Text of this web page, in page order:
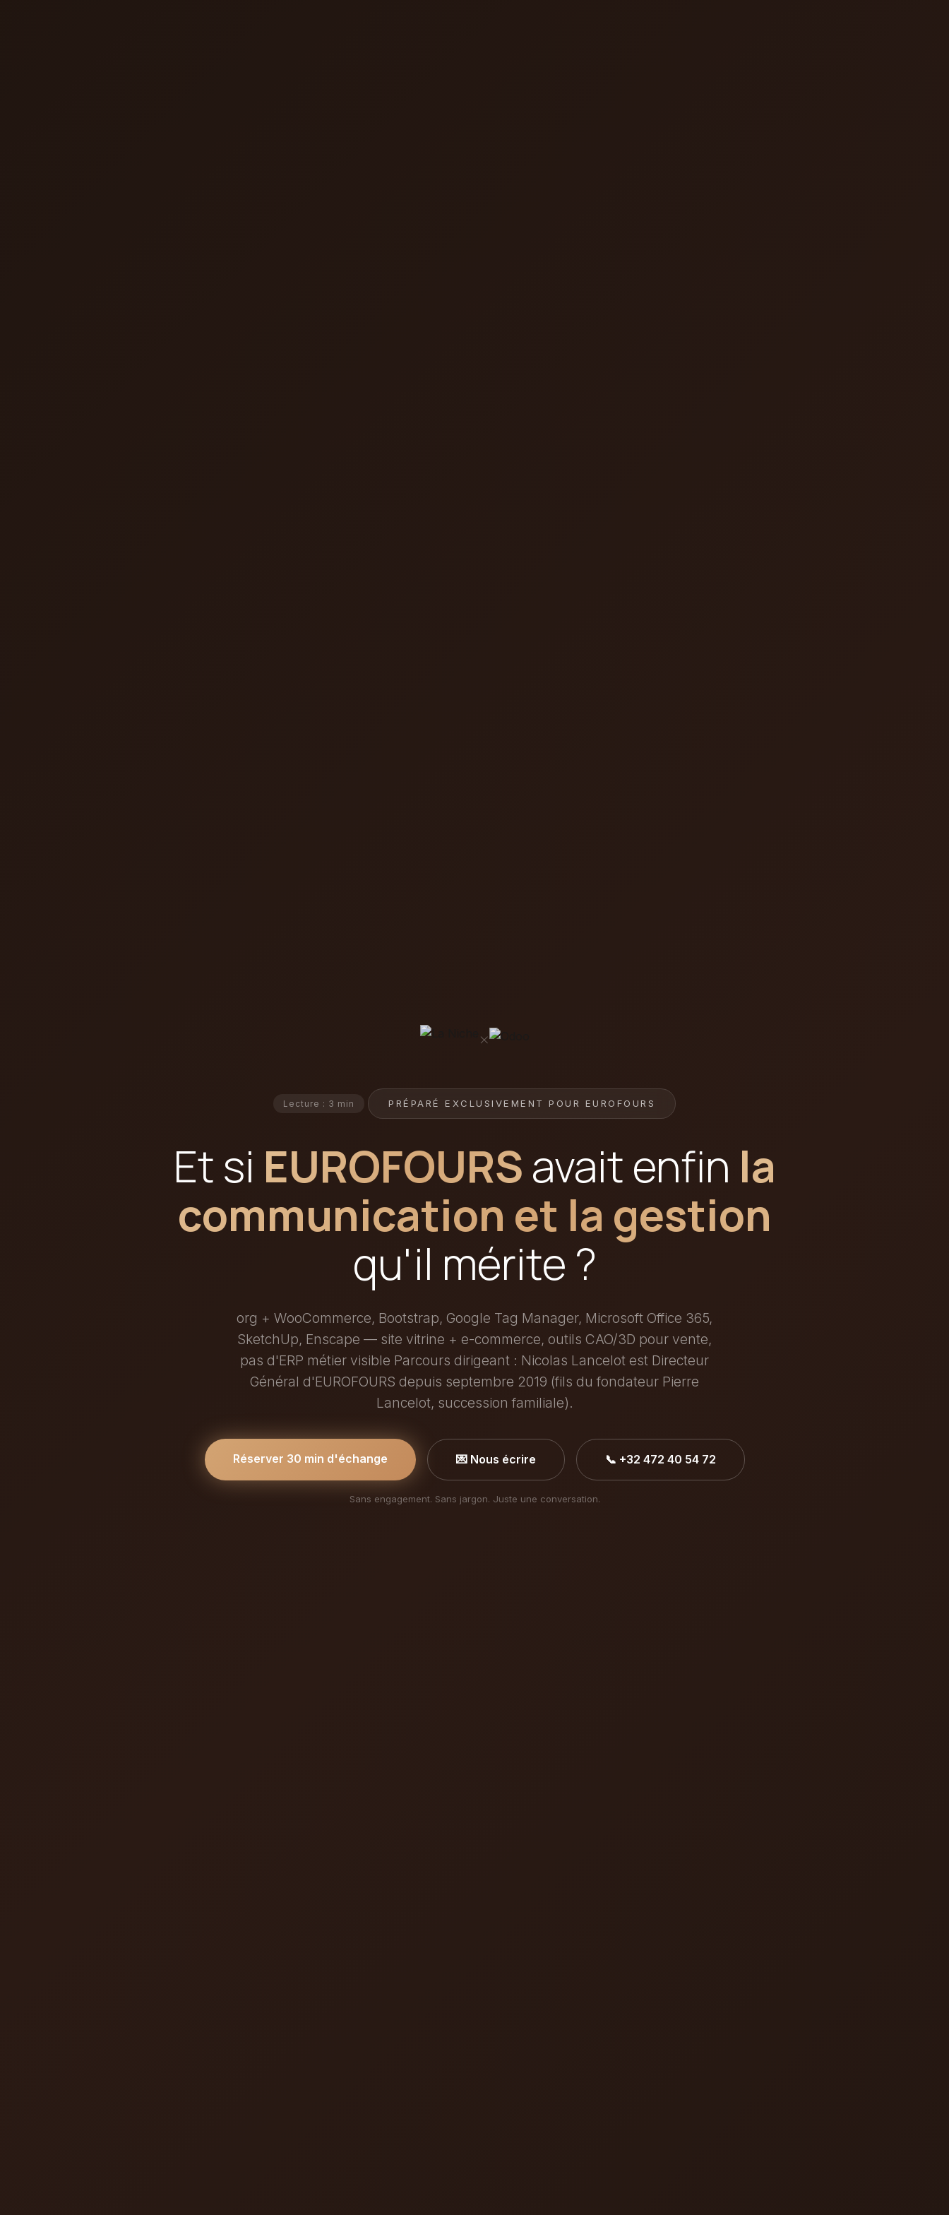
×
Lecture : 3 min PRÉPARÉ EXCLUSIVEMENT POUR EUROFOURS
Et si EUROFOURSavait enfin la
communication et la gestion
qu'il mérite ?
org + WooCommerce, Bootstrap, Google Tag Manager, Microsoft Office 365,
SketchUp, Enscape — site vitrine + e-commerce, outils CAO/3D pour vente,
pas d'ERP métier visible Parcours dirigeant : Nicolas Lancelot est Directeur
Général d'EUROFOURS depuis septembre 2019 (fils du fondateur Pierre
Lancelot, succession familiale).
Réserver 30 min d'échange 💌 Nous écrire 📞 +32 472 40 54 72
Sans engagement. Sans jargon. Juste une conversation.